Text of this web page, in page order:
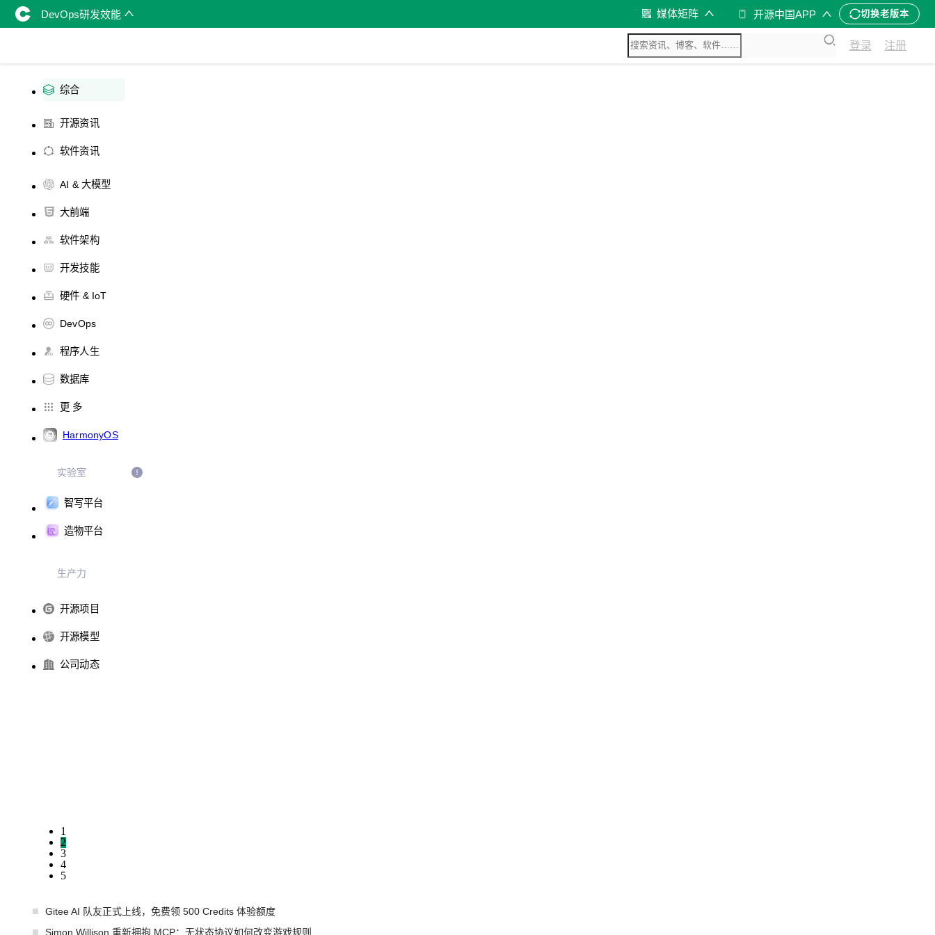
DevOps研发效能 媒体矩阵 开源中国APP 切换老版本
登录 注册
综合
开源资讯
软件资讯
AI & 大模型
大前端
软件架构
开发技能
硬件 & IoT
DevOps
程序人生
数据库
更 多
HarmonyOS
实验室
智写平台
造物平台
生产力
开源项目
开源模型
公司动态
1
2
3
4
5
Gitee AI 队友正式上线，免费领 500 Credits 体验额度
Simon Willison 重新拥抱 MCP：无状态协议如何改变游戏规则